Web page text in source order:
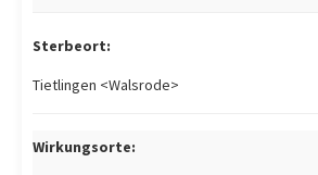
Sterbeort:
Tietlingen <Walsrode>
Wirkungsorte: